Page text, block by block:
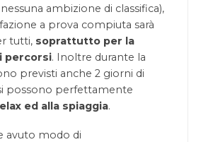
ambizione di classifica),
a prova compiuta sarà
tutti, soprattutto per la
percorsi. Inoltre durante la
previsti anche 2 giorni di
possono perfettamente
ed alla spiaggia.
avuto modo di